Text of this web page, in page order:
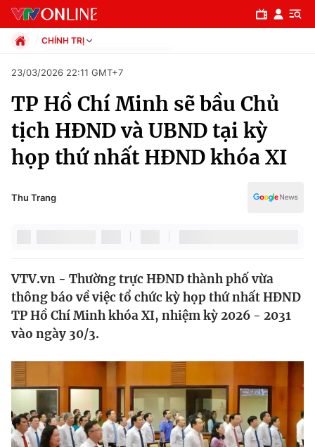
Chuyên mục
Chính trị
Thế giới
Tin tức
Thế giới đó đây
Câu chuyện quốc tế
Kinh tế
Tài chính
Thị trường
Góc doanh nghiệp
Dữ liệu và đời sống
Truyền hình
CHÍNH TRỊ
Xã hội
Pháp luật
Thể thao
Truyền hình
Đời sống
23/03/2026 22:11 GMT+7
TP Hồ Chí Minh sẽ bầu Chủ
tịch HĐND và UBND tại kỳ
họp thứ nhất HĐND khóa XI
Thu Trang
VTV.vn - Thường trực HĐND thành phố vừa
thông báo về việc tổ chức kỳ họp thứ nhất HĐND
TP Hồ Chí Minh khóa XI, nhiệm kỳ 2026 - 2031
vào ngày 30/3.